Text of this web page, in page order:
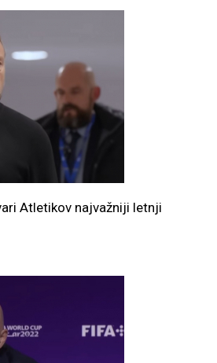
Atletikov najvažniji letnji